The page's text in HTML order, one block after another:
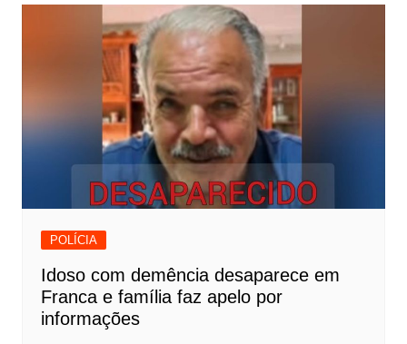
POLÍCIA
Idoso com demência desaparece em
Franca e família faz apelo por
informações